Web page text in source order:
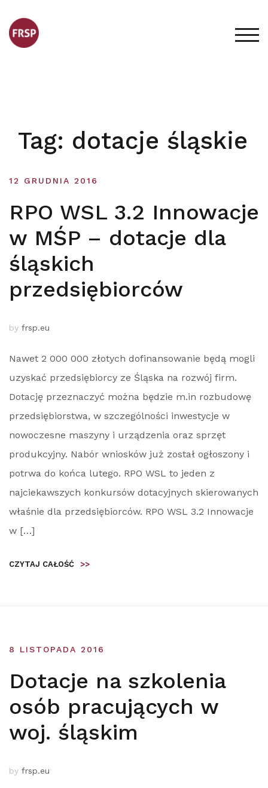
content
Tag: dotacje śląskie
12 GRUDNIA 2016
RPO WSL 3.2 Innowacje
w MŚP – dotacje dla
śląskich
przedsiębiorców
by frsp.eu
Nawet 2 000 000 złotych dofinansowanie będą mogli
uzyskać przedsiębiorcy ze Śląska na rozwój firm.
Dotację przeznaczyć można będzie m.in rozbudowę
przedsiębiorstwa, w szczególności inwestycje w
nowoczesne maszyny i urządzenia oraz sprzęt
produkcyjny. Nabór wniosków już został ogłoszony i
potrwa do końca lutego. RPO WSL to jeden z
najciekawszych konkursów dotacyjnych skierowanych
właśnie dla przedsiębiorców. RPO WSL 3.2 Innowacje
w […]
CZYTAJ CAŁOŚĆ >>
8 LISTOPADA 2016
Dotacje na szkolenia
osób pracujących w
woj. śląskim
by frsp.eu